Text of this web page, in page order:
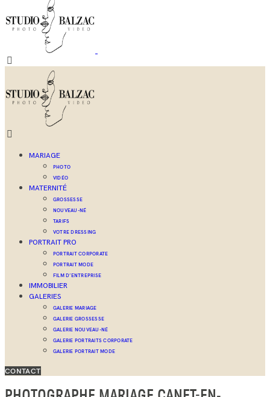
MARIAGE
PHOTO
VIDÉO
MATERNITÉ
GROSSESSE
NOUVEAU-NÉ
TARIFS
VOTRE DRESSING
PORTRAIT PRO
PORTRAIT CORPORATE
PORTRAIT MODE
FILM D’ENTREPRISE
IMMOBILIER
GALERIES
GALERIE MARIAGE
GALERIE GROSSESSE
GALERIE NOUVEAU-NÉ
GALERIE PORTRAITS CORPORATE
GALERIE PORTRAIT MODE
CONTACT